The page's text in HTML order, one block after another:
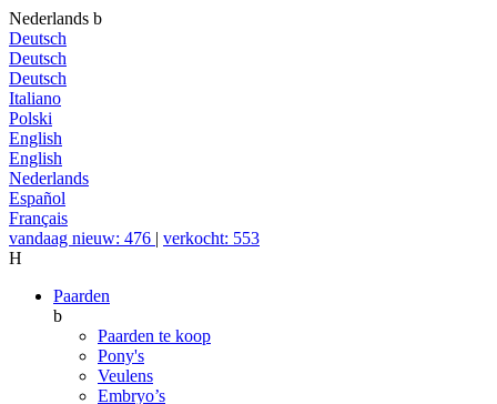
Nederlands b
Deutsch
Deutsch
Deutsch
Italiano
Polski
English
English
Nederlands
Español
Français
vandaag nieuw: 476 | verkocht: 553
H
Paarden
b
Paarden te koop
Pony's
Veulens
Embryo’s